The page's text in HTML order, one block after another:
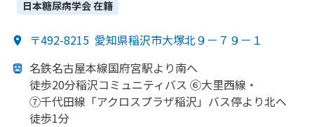
日本糖尿病学会在籍
〒492-8215 愛知県稲沢市大塚北９－７９－１
名鉄名古屋本線国府宮駅より南へ
徒歩20分稲沢コミュニティバス ⑥大里西線・
⑦千代田線 「アクロスプラザ稲沢」 バス停より北へ
徒歩1分